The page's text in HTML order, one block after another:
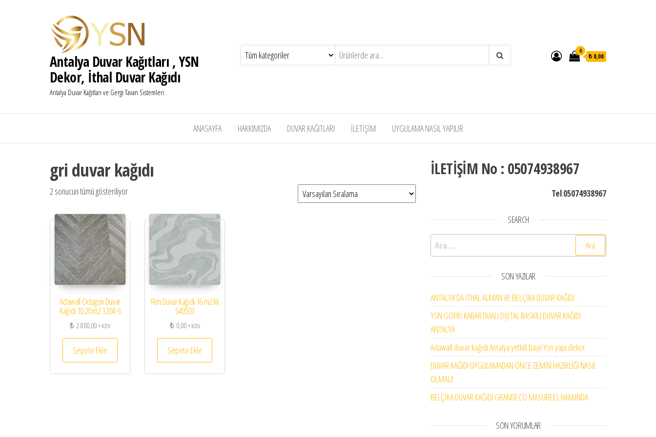
Antalya Duvar Kağıtları , YSN
Dekor, İthal Duvar Kağıdı
Antalya Duvar Kağıtları ve Gergi Tavan Sistemleri
0
₺ 0,00
ANASAYFA HAKKIMIZDA DUVAR KAĞITLARI İLETİŞİM UYGULAMA NASIL YAPILIR
gri duvar kağıdı
2 sonucun tümü gösteriliyor
Adawall Octagon Duvar
Kağıdı 10.20 m2 1204-6
₺2.800,00+ KDV
Sepete Ekle
Rim Duvar Kağıdı 16 m2 lik
540503
₺0,00+ KDV
Sepete Ekle
İLETİŞİM No : 05074938967
Tel:05074938967
SEARCH
Arama:
SON YAZILAR
ANTALYA’DA İTHAL ALMAN VE BELÇİKA DUVAR KAĞIDI .
YSN GOFRİ KABARTMALI DİJİTAL BASKILI DUVAR KAĞIDI
ANTALYA
Adawall duvar kağıdı Antalya yetkili bayii Ysn yapı dekor
DUVAR KAĞIDI UYGULAMADAN ÖNCE ZEMİN HAZIRLIĞI NASIL
OLMALI!
BELÇİKA DUVAR KAĞIDI GRANDECO MASUREEL HAKKINDA
SON YORUMLAR